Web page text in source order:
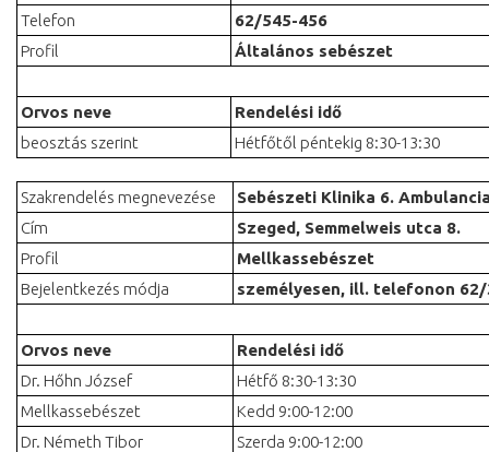
Telefon
62/545-456
Profil
Általános sebészet
Orvos neve
Rendelési idő
beosztás szerint
Hétfőtől péntekig 8:30-13:30
Szakrendelés megnevezése
Sebészeti Klinika 6.
Cím
Szeged, Semmelweis utca 8.
Profil
Mellkassebészet
Bejelentkezés módja
személyesen, ill. telefonon
Orvos neve
Rendelési idő
Dr. Hőhn József
Hétfő 8:30-13:30
Mellkassebészet
Kedd 9:00-12:00
Dr. Németh Tibor
Szerda 9:00-12:00